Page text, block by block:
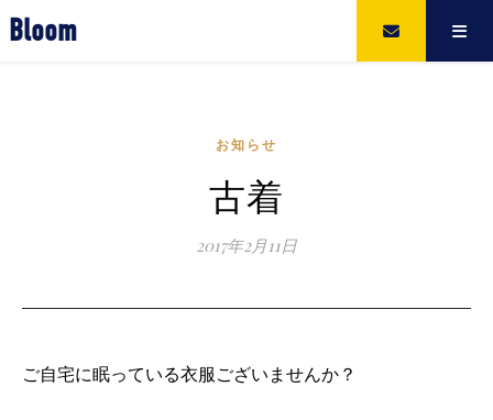
Bloom
お知らせ
古着
2017年2月11日
ご自宅に眠っている衣服ございませんか？